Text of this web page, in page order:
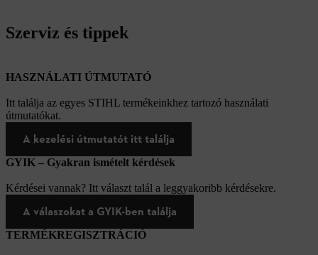
Szerviz és tippek
HASZNÁLATI ÚTMUTATÓ
Itt találja az egyes STIHL termékeinkhez tartozó használati
útmutatókat.
A kezelési útmutatót itt találja
GYIK – Gyakran ismételt kérdések
Kérdései vannak? Itt választ talál a leggyakoribb kérdésekre.
A válaszokat a GYIK-ben találja
TERMÉKREGISZTRÁCIÓ